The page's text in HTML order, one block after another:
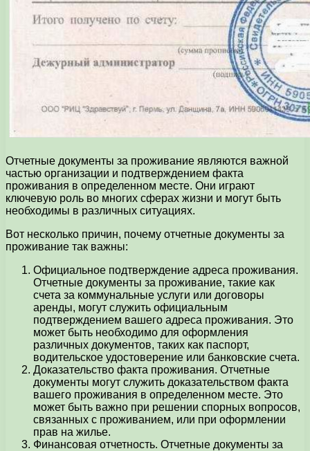
Отчетные документы за проживание являются важной
частью организации и подтверждением факта
проживания в определенном месте. Они играют
ключевую роль во многих сферах жизни и могут быть
необходимы в различных ситуациях.
Вот несколько причин, почему отчетные документы за
проживание так важны:
Официальное подтверждение адреса проживания.
Отчетные документы за проживание, такие как
счета за коммунальные услуги или договоры
аренды, могут служить официальным
подтверждением вашего адреса проживания. Это
может быть необходимо для оформления
различных документов, таких как паспорт,
водительское удостоверение или банковские счета.
Доказательство факта проживания. Отчетные
документы могут служить доказательством факта
вашего проживания в определенном месте. Это
может быть важно при решении спорных вопросов,
связанных с проживанием, или при оформлении
прав на жилье.
Финансовая отчетность. Отчетные документы за